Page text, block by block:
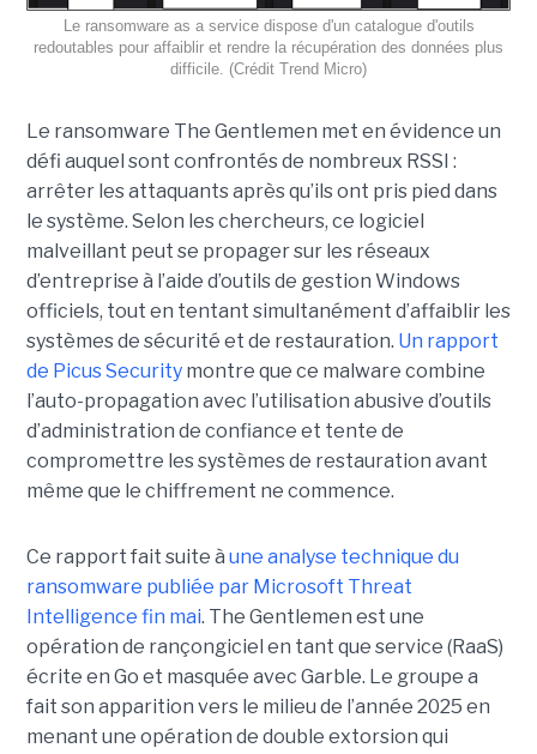
Le ransomware as a service dispose d'un catalogue d'outils
redoutables pour affaiblir et rendre la récupération des données plus
difficile. (Crédit Trend Micro)
Le ransomware The Gentlemen met en évidence un
défi auquel sont confrontés de nombreux RSSI :
arrêter les attaquants après qu’ils ont pris pied dans
le système. Selon les chercheurs, ce logiciel
malveillant peut se propager sur les réseaux
d’entreprise à l’aide d’outils de gestion Windows
officiels, tout en tentant simultanément d’affaiblir les
systèmes de sécurité et de restauration. Un rapport
de Picus Securitymontre que ce malware combine
l’auto-propagation avec l’utilisation abusive d’outils
d’administration de confiance et tente de
compromettre les systèmes de restauration avant
même que le chiffrement ne commence.
Ce rapport fait suite à une analyse technique du
ransomware publiée par Microsoft Threat
Intelligence fin mai. The Gentlemen est une
opération de rançongiciel en tant que service (RaaS)
écrite en Go et masquée avec Garble. Le groupe a
fait son apparition vers le milieu de l’année 2025 en
menant une opération de double extorsion qui